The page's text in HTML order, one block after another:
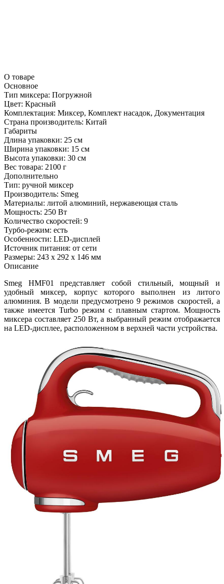
О товаре
Основное
Тип миксера: Погружной
Цвет: Красный
Комплектация: Миксер, Комплект насадок, Документация
Страна производитель: Китай
Габариты
Длина упаковки: 25 см
Ширина упаковки: 15 см
Высота упаковки: 30 см
Вес товара: 2100 г
Дополнительно
Тип: ручной миксер
Производитель: Smeg
Материалы: литой алюминий, нержавеющая сталь
Мощность: 250 Вт
Количество скоростей: 9
Турбо-режим: есть
Особенности: LED-дисплей
Источник питания: от сети
Размеры: 243 х 292 х 146 мм
Описание
Smeg HMF01 представляет собой стильный, мощный и
удобный миксер, корпус которого выполнен из литого
алюминия. В модели предусмотрено 9 режимов скоростей, а
также имеется Turbo режим с плавным стартом. Мощность
миксера составляет 250 Вт, а выбранный режим отображается
на LED-дисплее, расположенном в верхней части устройства.